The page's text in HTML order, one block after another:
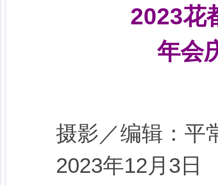
2023花
年会
摄影／编辑：平
2023年12月3日